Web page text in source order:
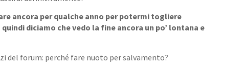
ancora per qualche anno per potermi togliere
diciamo che vedo la fine ancora un po’ lontana e
del forum: perché fare nuoto per salvamento?